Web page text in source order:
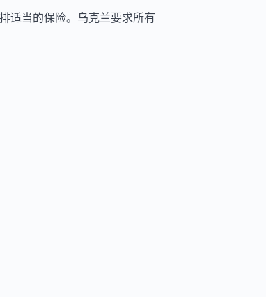
适当的保险。乌克兰要求所有